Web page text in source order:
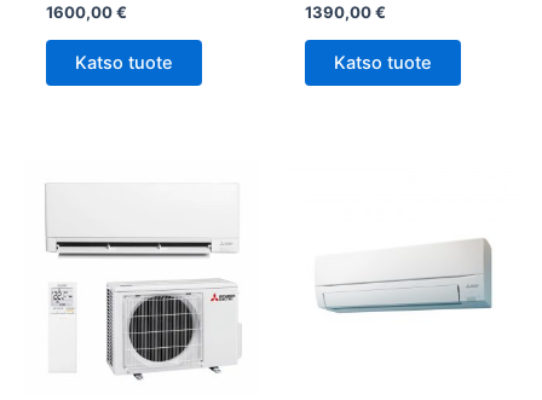
1600,00€
Katso tuote
1390,00€
Katso tuote